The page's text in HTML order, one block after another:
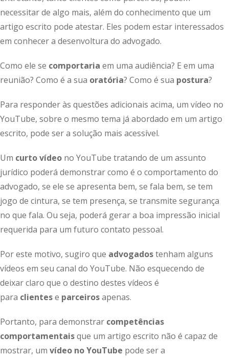
necessitar de algo mais, além do conhecimento que um
artigo escrito pode atestar. Eles podem estar interessados
em conhecer a desenvoltura do advogado.
Como ele se comportaria em uma audiência? E em uma
reunião? Como é a sua oratória? Como é sua postura?
Para responder às questões adicionais acima, um vídeo no
YouTube, sobre o mesmo tema já abordado em um artigo
escrito, pode ser a solução mais acessível.
Um curto vídeo no YouTube tratando de um assunto
jurídico poderá demonstrar como é o comportamento do
advogado, se ele se apresenta bem, se fala bem, se tem
jogo de cintura, se tem presença, se transmite segurança
no que fala. Ou seja, poderá gerar a boa impressão inicial
requerida para um futuro contato pessoal.
Por este motivo, sugiro que advogadostenham alguns
vídeos em seu canal do YouTube. Não esquecendo de
deixar claro que o destino destes vídeos é
para clientese parceirosapenas.
Portanto, para demonstrar competências
comportamentaisque um artigo escrito não é capaz de
mostrar, um vídeo no YouTube pode ser a